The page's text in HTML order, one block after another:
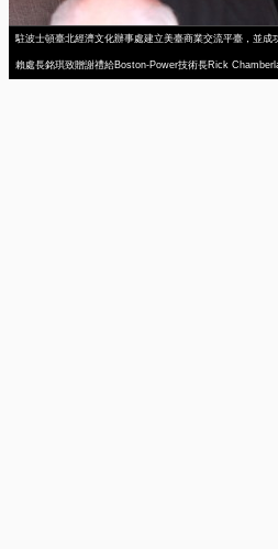
駐波士頓臺北經濟文化辦事處建立美臺商業交流平臺，並成
賴處長銘琪致贈謝禮給Boston-Power技術長Rick